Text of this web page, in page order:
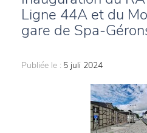
Ligne 44A et du
gare de Spa-
Publiée le : 5 juli 2024